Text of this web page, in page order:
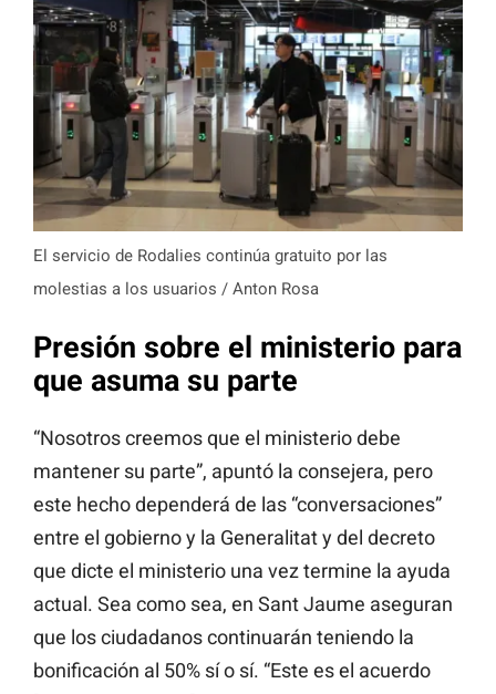
El servicio de Rodalies continúa gratuito por las
molestias a los usuarios / Anton Rosa
Presión sobre el ministerio para
que asuma su parte
“Nosotros creemos que el ministerio debe
mantener su parte”, apuntó la consejera, pero
este hecho dependerá de las “conversaciones”
entre el gobierno y la Generalitat y del decreto
que dicte el ministerio una vez termine la ayuda
actual. Sea como sea, en Sant Jaume aseguran
que los ciudadanos continuarán teniendo la
bonificación al 50% sí o sí. “Este es el acuerdo